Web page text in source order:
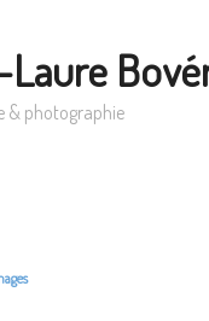
& photographie